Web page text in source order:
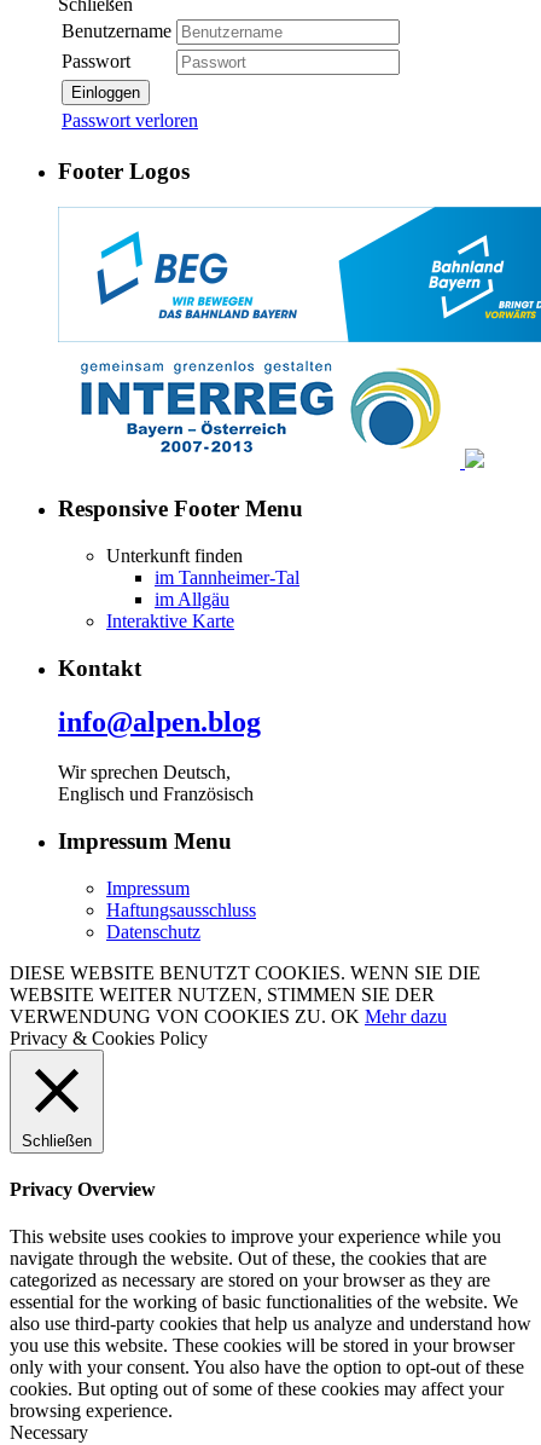
Schließen
Benutzername
Passwort
Einloggen
Passwort verloren
Footer Logos
Responsive Footer Menu
Unterkunft finden
im Tannheimer-Tal
im Allgäu
Interaktive Karte
Kontakt
info@alpen.blog
Wir sprechen Deutsch,
Englisch und Französisch
Impressum Menu
Impressum
Haftungsausschluss
Datenschutz
DIESE WEBSITE BENUTZT COOKIES. WENN SIE DIE
WEBSITE WEITER NUTZEN, STIMMEN SIE DER
VERWENDUNG VON COOKIES ZU. OK Mehr dazu
Privacy & Cookies Policy
Schließen
Privacy Overview
This website uses cookies to improve your experience while you
navigate through the website. Out of these, the cookies that are
categorized as necessary are stored on your browser as they are
essential for the working of basic functionalities of the website. We
also use third-party cookies that help us analyze and understand how
you use this website. These cookies will be stored in your browser
only with your consent. You also have the option to opt-out of these
cookies. But opting out of some of these cookies may affect your
browsing experience.
Necessary